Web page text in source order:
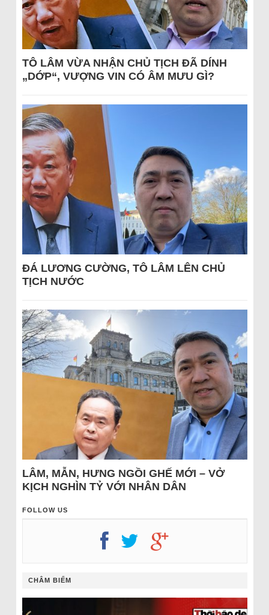
TÔ LÂM VỪA NHẬN CHỦ TỊCH ĐÃ DÍNH
„DỚP“, VƯỢNG VIN CÓ ÂM MƯU GÌ?
ĐÁ LƯƠNG CƯỜNG, TÔ LÂM LÊN CHỦ
TỊCH NƯỚC
LÂM, MẪN, HƯNG NGỒI GHẾ MỚI – VỞ
KỊCH NGHÌN TỶ VỚI NHÂN DÂN
FOLLOW US
CHÂM BIẾM